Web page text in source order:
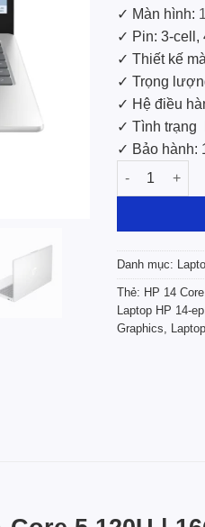
✓ Màn hình:
✓ Pin: 3-cell,
✓ Thiết kế
✓ Trọng
✓ Hệ điều
✓ Tình trạng
✓ Bảo hành:
Laptop Mới
Danh mục:
Thẻ: HP 14
Laptop HP 14-
Graphics